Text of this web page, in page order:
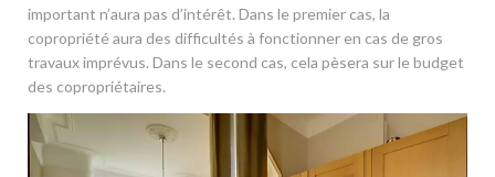
important n’aura pas d’intérêt. Dans le premier cas, la
copropriété aura des difficultés à fonctionner en cas de gros
travaux imprévus. Dans le second cas, cela pèsera sur le budget
des copropriétaires.